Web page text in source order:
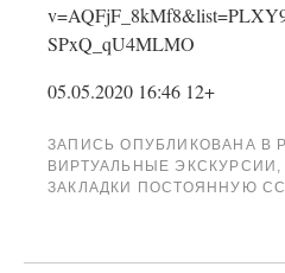
SPxQ_qU4MLMO
05.05.2020 16:46 12+
ЗАПИСЬ ОПУБЛИКОВАНА В
ВИРТУАЛЬНЫЕ ЭКСКУРСИИ ,
ЗАКЛАДКИ ПОСТОЯННУЮ